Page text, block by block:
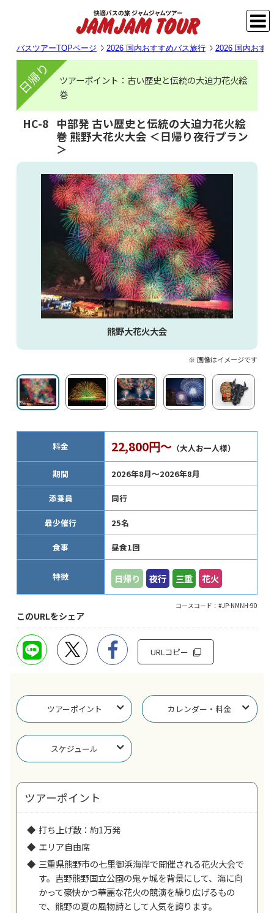
バスツアーTOPページ 2026 国内おすすめバス旅行 2026 国内おす
ツアーポイント：古い歴史と伝統の大迫力花火絵
巻
日帰り
HC-8 中部発 古い歴史と伝統の大迫力花火絵
巻 熊野大花火大会 ＜日帰り夜行プラン
＞
熊野大花火大会
※ 画像はイメージです
料金 22,800円～ （大人お一人様）
期間 2026年8月～2026年8月
添乗員 同行
最少催行 25名
食事 昼食1回
特徴 日帰り 夜行 三重 花火
コースコード：#JP-NMNH-90
このURLをシェア
URLコピー
ツアーポイント カレンダー・料金
スケジュール
ツアーポイント
打ち上げ数：約1万発
エリア自由席
三重県熊野市の七里御浜海岸で開催される花火大会で
す。吉野熊野国立公園の鬼ヶ城を背景にして、海に向
かって豪快かつ華麗な花火の競演を繰り広げるもの
で、熊野の夏の風物詩として人気を誇ります。